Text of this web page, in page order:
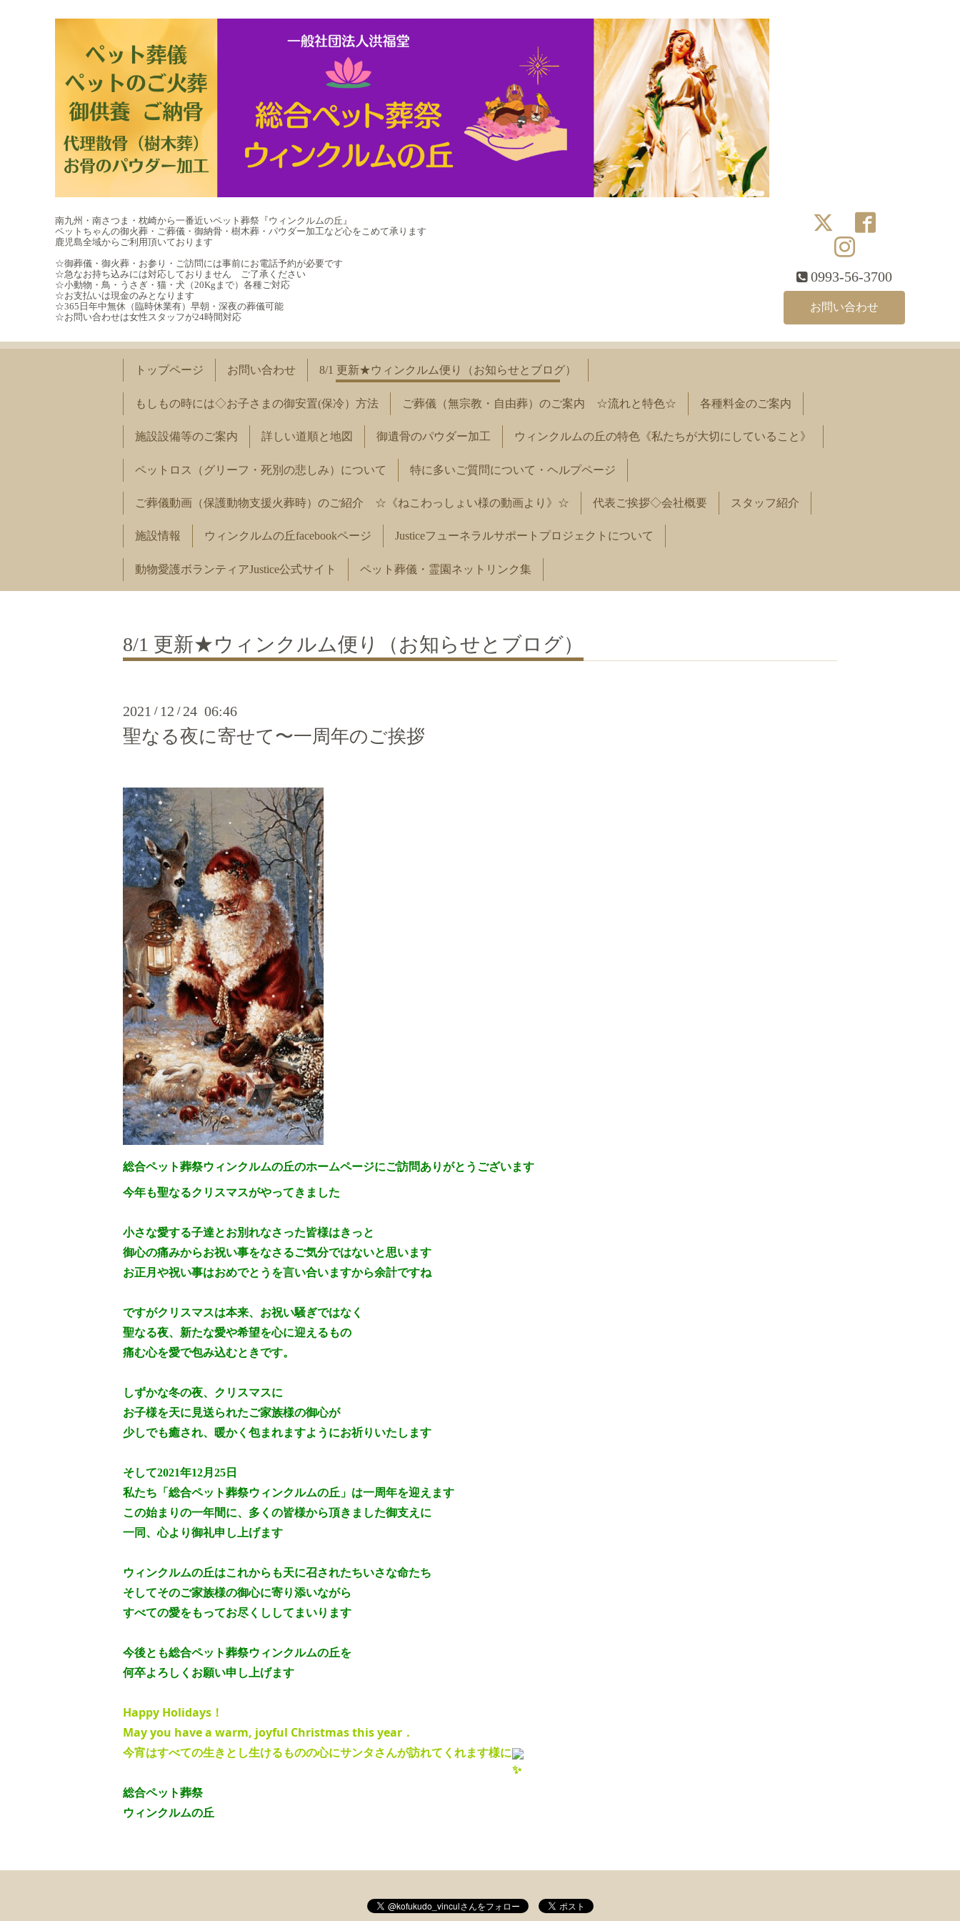
南九州・南さつま・枕崎から一番近いペット葬祭『ウィンクルムの丘』
ペットちゃんの御火葬・ご葬儀・御納骨・樹木葬・パウダー加工など心をこめて承ります
鹿児島全域からご利用頂いております
☆御葬儀・御火葬・お参り・ご訪問には事前にお電話予約が必要です
☆急なお持ち込みには対応しておりません ご了承ください
☆小動物・鳥・うさぎ・猫・犬（20Kgまで）各種ご対応
☆お支払いは現金のみとなります
☆365日年中無休（臨時休業有）早朝・深夜の葬儀可能
☆お問い合わせは女性スタッフが24時間対応
0993-56-3700
お問い合わせ
トップページ お問い合わせ 8/1 更新★ウィンクルム便り（お知らせとブログ）
もしもの時には◇お子さまの御安置(保冷）方法 ご葬儀（無宗教・自由葬）のご案内 ☆流れと特色☆ 各種料金のご案内
施設設備等のご案内 詳しい道順と地図 御遺骨のパウダー加工 ウィンクルムの丘の特色《私たちが大切にしていること》
ペットロス（グリーフ・死別の悲しみ）について 特に多いご質問について・ヘルプページ
ご葬儀動画（保護動物支援火葬時）のご紹介 ☆《ねこわっしょい様の動画より》☆ 代表ご挨拶◇会社概要 スタッフ紹介
施設情報 ウィンクルムの丘facebookページ Justiceフューネラルサポートプロジェクトについて
動物愛護ボランティアJustice公式サイト ペット葬儀・霊園ネットリンク集
8/1 更新★ウィンクルム便り（お知らせとブログ）
2021 / 12 / 24 06:46
聖なる夜に寄せて〜一周年のご挨拶
総合ペット葬祭ウィンクルムの丘のホームページにご訪問ありがとうございます
今年も聖なるクリスマスがやってきました
小さな愛する子達とお別れなさった皆様はきっと
御心の痛みからお祝い事をなさるご気分ではないと思います
お正月や祝い事はおめでとうを言い合いますから余計ですね
ですがクリスマスは本来、お祝い騒ぎではなく
聖なる夜、新たな愛や希望を心に迎えるもの
痛む心を愛で包み込むときです。
しずかな冬の夜、クリスマスに
お子様を天に見送られたご家族様の御心が
少しでも癒され、暖かく包まれますようにお祈りいたします
そして2021年12月25日
私たち「総合ペット葬祭ウィンクルムの丘」は一周年を迎えます
この始まりの一年間に、多くの皆様から頂きました御支えに
一同、心より御礼申し上げます
ウィンクルムの丘はこれからも天に召されたちいさな命たち
そしてそのご家族様の御心に寄り添いながら
すべての愛をもってお尽くししてまいります
今後とも総合ペット葬祭ウィンクルムの丘を
何卒よろしくお願い申し上げます
Happy Holidays！
May you have a warm, joyful Christmas this year．
今宵はすべての生きとし生けるものの心にサンタさんが訪れてくれます様に
総合ペット葬祭
ウィンクルムの丘